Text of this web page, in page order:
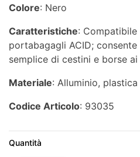
Colore: Nero
Caratteristiche:
portabagagli ACID;
semplice di cestini e borse
Materiale: Alluminio, plastica
Codice Articolo: 93035
Quantità